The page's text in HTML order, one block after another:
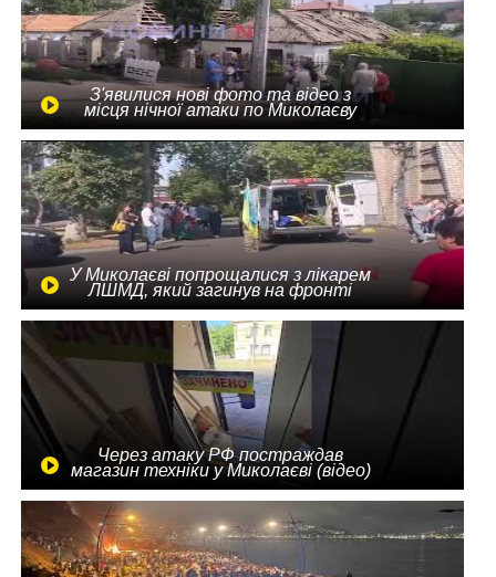
З'явилися нові фото та відео з
місця нічної атаки по Миколаєву
У Миколаєві попрощалися з лікарем
ЛШМД, який загинув на фронті
Через атаку РФ постраждав
магазин техніки у Миколаєві (відео)